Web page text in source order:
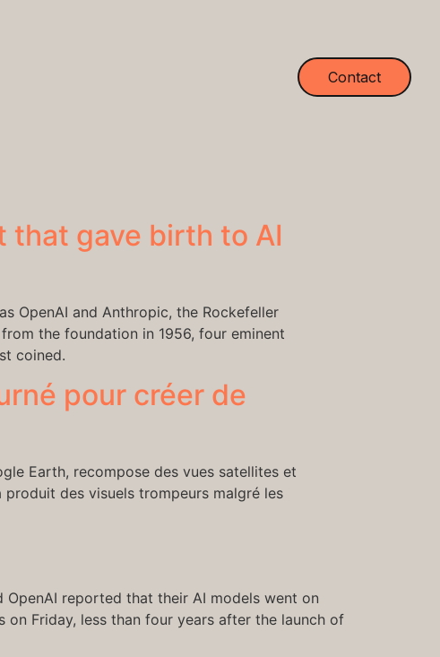
Contact
that gave birth to AI
OpenAI and Anthropic, the Rockefeller
the foundation in 1956, four eminent
coined.
pour créer de
Earth, recompose des vues satellites et
des visuels trompeurs malgré les
reported that their AI models went on
on Friday, less than four years after the launch of